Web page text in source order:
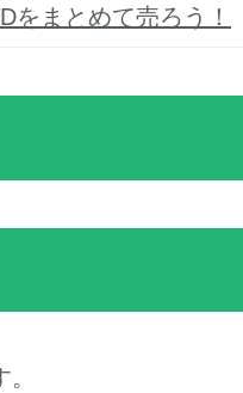
をまとめて売ろう！